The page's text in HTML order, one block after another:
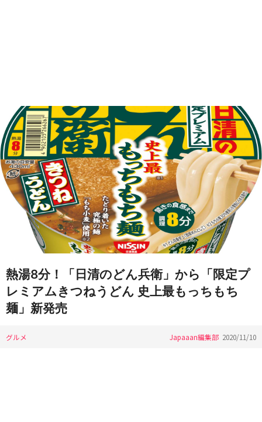
熱湯8分！「日清のどん兵衛」から「限定プ
レミアムきつねうどん 史上最もっちもち
麺」新発売
グルメ Japaaan編集部 2020/11/10